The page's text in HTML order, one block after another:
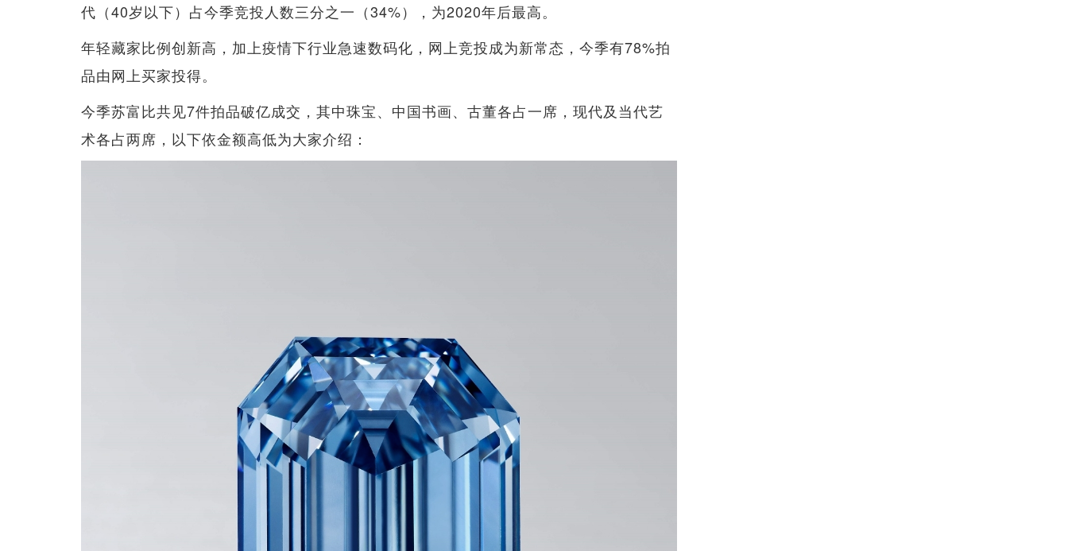
代（40岁以下）占今季竞投人数三分之一（34%），为2020年后最高。
年轻藏家比例创新高，加上疫情下行业急速数码化，网上竞投成为新常态，今季有78%拍
品由网上买家投得。
今季苏富比共见7件拍品破亿成交，其中珠宝、中国书画、古董各占一席，现代及当代艺
术各占两席，以下依金额高低为大家介绍：